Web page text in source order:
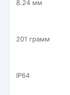
8.24 мм
201 грамм
IP64